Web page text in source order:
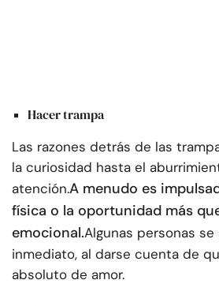
Hacer trampa
Las razones detrás de las
la curiosidad hasta el
atención.A menudo es
física o la oportunidad más
emocional.Algunas personas
inmediato, al darse cuenta de
absoluto de amor.